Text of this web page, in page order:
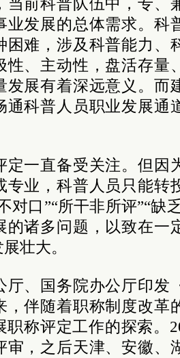
业发展的总体需求。科
困难，涉及科普能力、
性、主动性，盘活存量
发展有着深远意义。而
通科普人员职业发展通
定一直备受关注。但因
专业，科普人员只能转
对口”“所干非所评”“缺
的诸多问题，以致在一
壮大。
厅、国务院办公厅印发
，伴随着职称制度改革
职称评定工作的探索。
审，之后天津、安徽、